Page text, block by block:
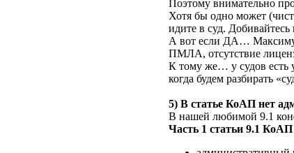
Поэтому внимательно
Хотя бы одно может
идите в суд.
А вот если ДА…
ПМЛА, отсутствие
К тому же… у судов есть
когда будем разбирать
5) В статье КоАП нет
В нашей любимой 9.1
Часть 1 статьи 9.1